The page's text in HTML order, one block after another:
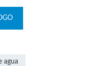
agua